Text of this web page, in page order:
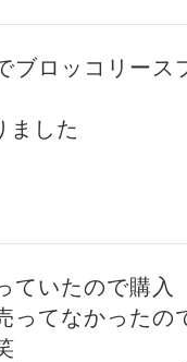
ブロッコリース
ました
ていたので購入
ってなかったの